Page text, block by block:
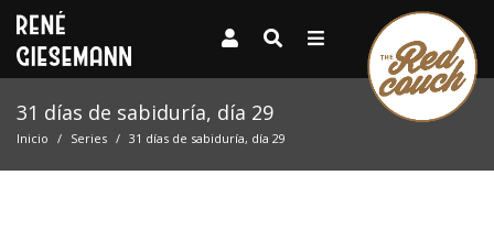
31 días de sabiduría, día 29
Inicio Series 31 días de sabiduría, día 29